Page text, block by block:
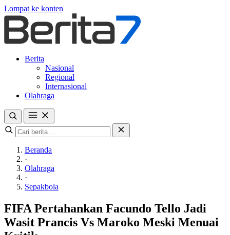
Lompat ke konten
Berita
Nasional
Regional
Internasional
Olahraga
Beranda
·
Olahraga
·
Sepakbola
FIFA Pertahankan Facundo Tello Jadi
Wasit Prancis Vs Maroko Meski Menuai